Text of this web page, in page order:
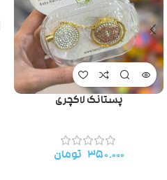
پستانک لاکچری
۳۵۰.۰۰۰ تومان